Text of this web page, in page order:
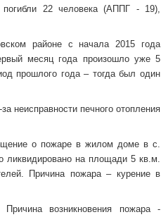
22 человека (АППГ - 19),
районе с начала 2015 года
месяц года произошло уже 5
прошлого года – тогда был один
неисправности печного отопления
о пожаре в жилом доме в с.
на площади 5 кв.м.
Причина пожара – курение в
возникновения пожара -